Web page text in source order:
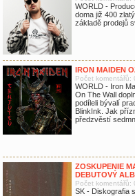
WORLD -
doma již 400
základě prodejů
IRON MAIDEN
Počet komentářů:
WORLD - Iron
On The Wall
podíleli bývalí
BlinkInk. Jak
předzvěstí
ZOSKUPENIE
DEBUTOVÝ
Počet komentářů:
SK - Diskografia